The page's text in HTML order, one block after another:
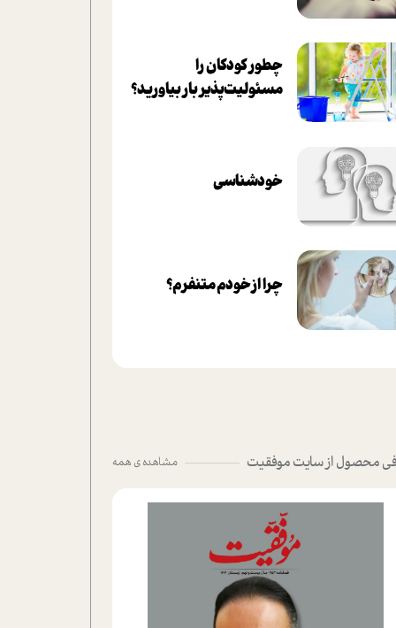
چطور کودکان را
مسئولیت‌پذیر بار بیاورید؟
خودشناسی
چرا از خودم متنفرم؟
محصول از سایت موفقیت مشاهده ی همه